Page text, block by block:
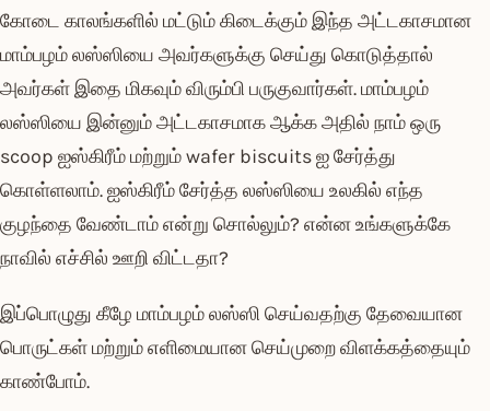
கோடை காலங்களில் மட்டும் கிடைக்கும் இந்த அட்டகாசமான
மாம்பழம் லஸ்ஸியை அவர்களுக்கு செய்து கொடுத்தால்
அவர்கள் இதை மிகவும் விரும்பி பருகுவார்கள். மாம்பழம்
லஸ்ஸியை இன்னும் அட்டகாசமாக ஆக்க அதில் நாம் ஒரு
scoop ஐஸ்கிரீம் மற்றும் wafer biscuits ஐ சேர்த்து
கொள்ளலாம். ஐஸ்கிரீம் சேர்த்த லஸ்ஸியை உலகில் எந்த
குழந்தை வேண்டாம் என்று சொல்லும்? என்ன உங்களுக்கே
நாவில் எச்சில் ஊறி விட்டதா?
இப்பொழுது கீழே மாம்பழம் லஸ்ஸி செய்வதற்கு தேவையான
பொருட்கள் மற்றும் எளிமையான செய்முறை விளக்கத்தையும்
காண்போம்.